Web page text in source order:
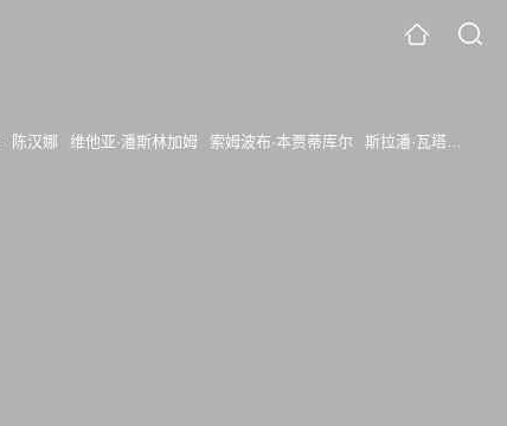
陈汉娜 维他亚·潘斯林加姆 索姆波布·本贾蒂库尔
斯拉潘·瓦塔纳金达